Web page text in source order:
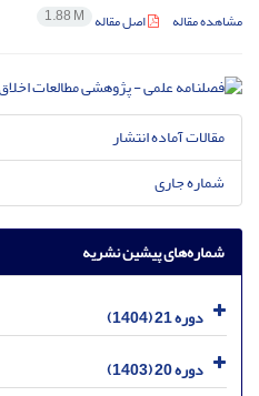
مشاهده مقاله اصل مقاله 1.88 M
مقالات آماده انتشار
شماره جاری
شماره‌های پیشین نشریه
دوره 21 (1404)
دوره 20 (1403)